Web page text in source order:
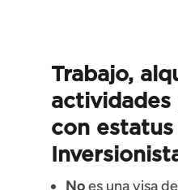
Trabajo,
con
Noes una visa